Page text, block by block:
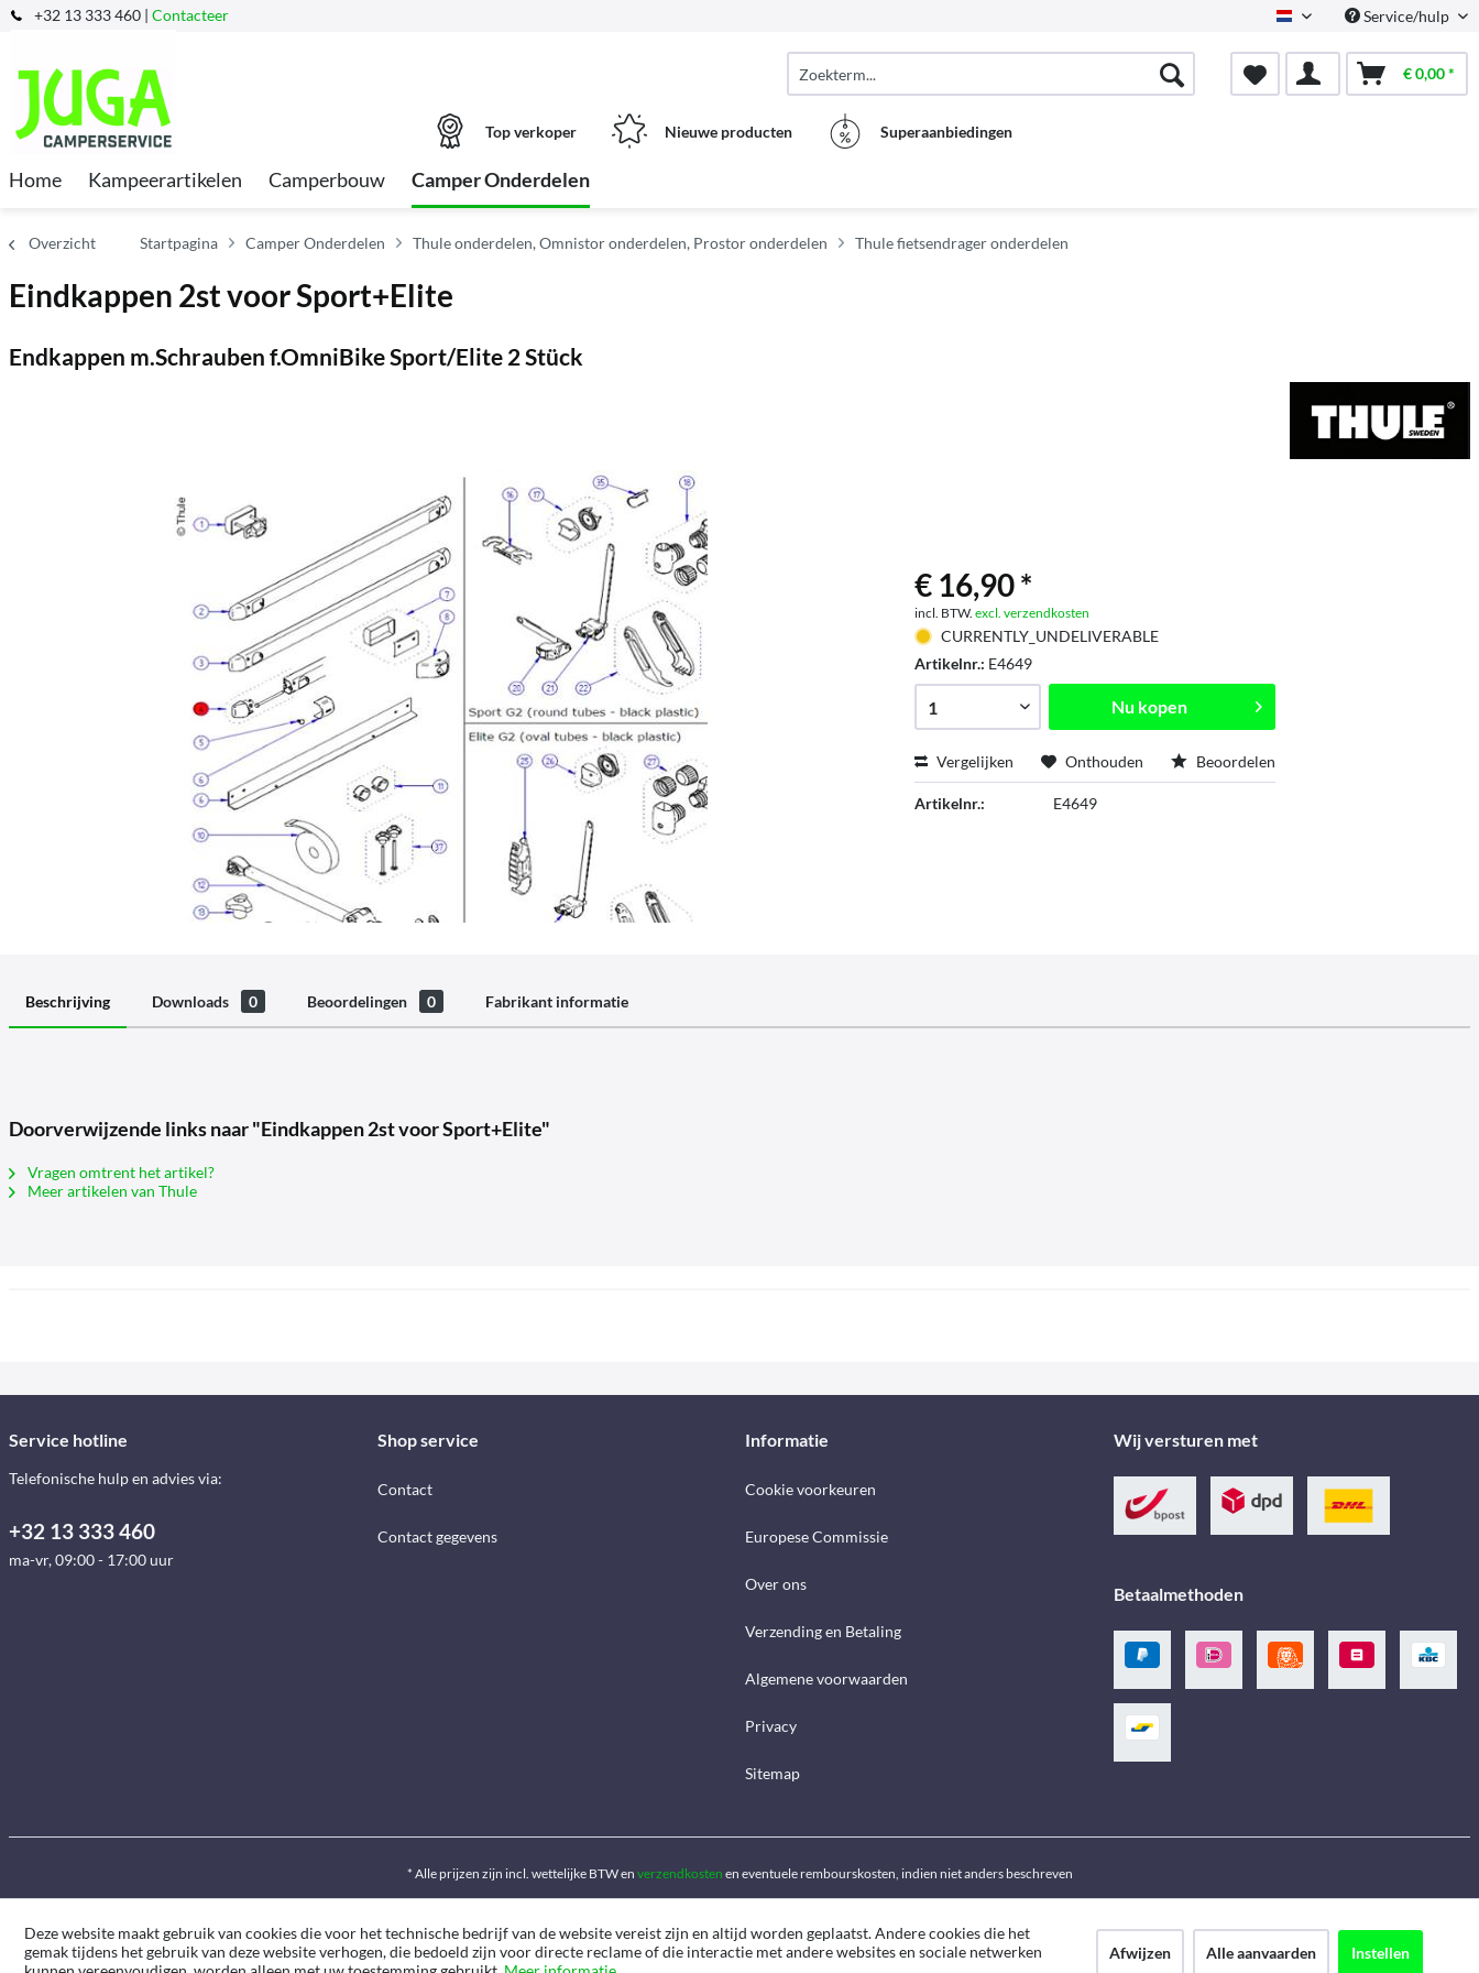
+32 13 333 460 | Contacteer Dutch Service/hulp
€ 0,00 *
Top verkoper Nieuwe producten Superaanbiedingen
Home Kampeerartikelen Camperbouw Camper Onderdelen
Overzicht Startpagina Camper Onderdelen Thule onderdelen, Omnistor onderdelen, Prostor onderdelen Thule fietsendrager onderdelen
Eindkappen 2st voor Sport+Elite
Endkappen m.Schrauben f.OmniBike Sport/Elite 2 Stück
€ 16,90 *
incl. BTW.excl. verzendkosten
CURRENTLY_UNDELIVERABLE
Artikelnr.: E4649
Nu kopen
Vergelijken Onthouden Beoordelen
Artikelnr.: E4649
Beschrijving Downloads 0 Beoordelingen 0 Fabrikant informatie
Doorverwijzende links naar "Eindkappen 2st voor Sport+Elite"
Vragen omtrent het artikel?
Meer artikelen van Thule
Service hotline
Telefonische hulp en advies via:
+32 13 333 460
ma-vr, 09:00 - 17:00 uur
Shop service
Contact
Contact gegevens
Informatie
Cookie voorkeuren
Europese Commissie
Over ons
Verzending en Betaling
Algemene voorwaarden
Privacy
Sitemap
Wij versturen met
Betaalmethoden
* Alle prijzen zijn incl. wettelijke BTW en verzendkosten en eventuele rembourskosten, indien niet anders beschreven
Deze website maakt gebruik van cookies die voor het technische bedrijf van de website vereist zijn en altijd worden geplaatst. Andere cookies die het
gemak tijdens het gebruik van deze website verhogen, die bedoeld zijn voor directe reclame of die interactie met andere websites en sociale netwerken
Afwijzen Alle aanvaarden Instellen